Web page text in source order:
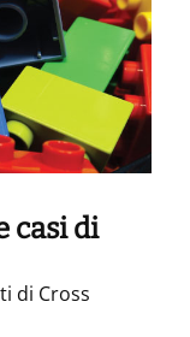
casi di
di Cross